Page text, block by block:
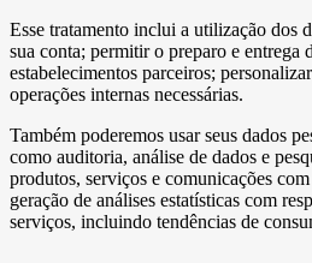
Esse tratamento inclui a utilização dos
sua conta; permitir o preparo e entrega
estabelecimentos parceiros;
operações internas necessárias.
Também poderemos usar seus dados
como auditoria, análise de dados e
produtos, serviços e comunicações
geração de análises estatísticas com
serviços, incluindo tendências de